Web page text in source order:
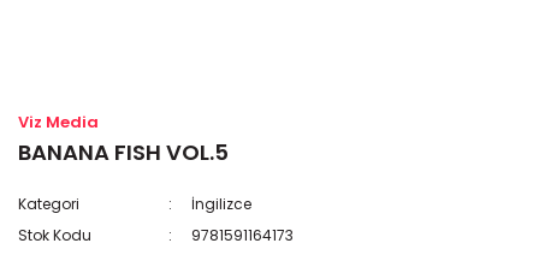
Viz Media
BANANA FISH VOL.5
Kategori
İngilizce
Stok Kodu
9781591164173